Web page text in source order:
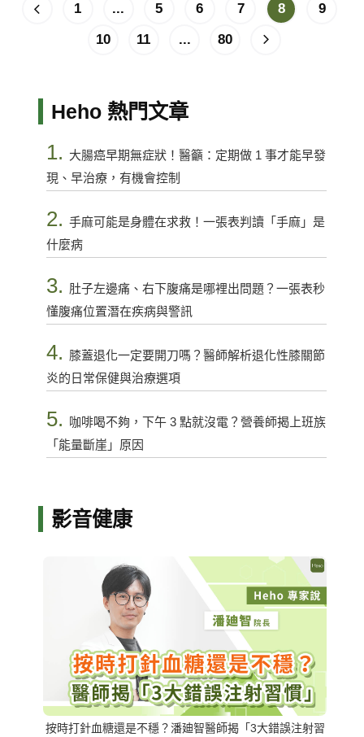
1 ... 5 6 7 8
9
10
11 ... 80
Heho 熱門文章
1. 大腸癌早期無症狀！醫籲：定期做 1 事才能早發
現、早治療，有機會控制
2. 手麻可能是身體在求救！一張表判讀「手麻」是
什麼病
3. 肚子左邊痛、右下腹痛是哪裡出問題？一張表秒
懂腹痛位置潛在疾病與警訊
4. 膝蓋退化一定要開刀嗎？醫師解析退化性膝關節
炎的日常保健與治療選項
5.
咖啡喝不夠，下午 3 點就沒電？營養師揭上班族
「能量斷崖」原因
影音健康
按時打針血糖還是不穩？潘廸智醫師揭「3大錯誤注射習